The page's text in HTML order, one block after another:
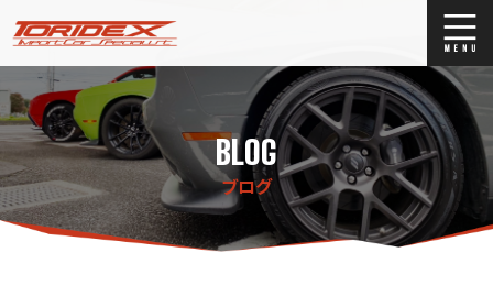
ブログ
Stock list
ストックリスト
買取
BLOG
ブログ